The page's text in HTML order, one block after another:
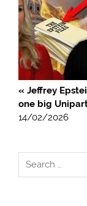
« Jeffrey
one big
14/02/2026